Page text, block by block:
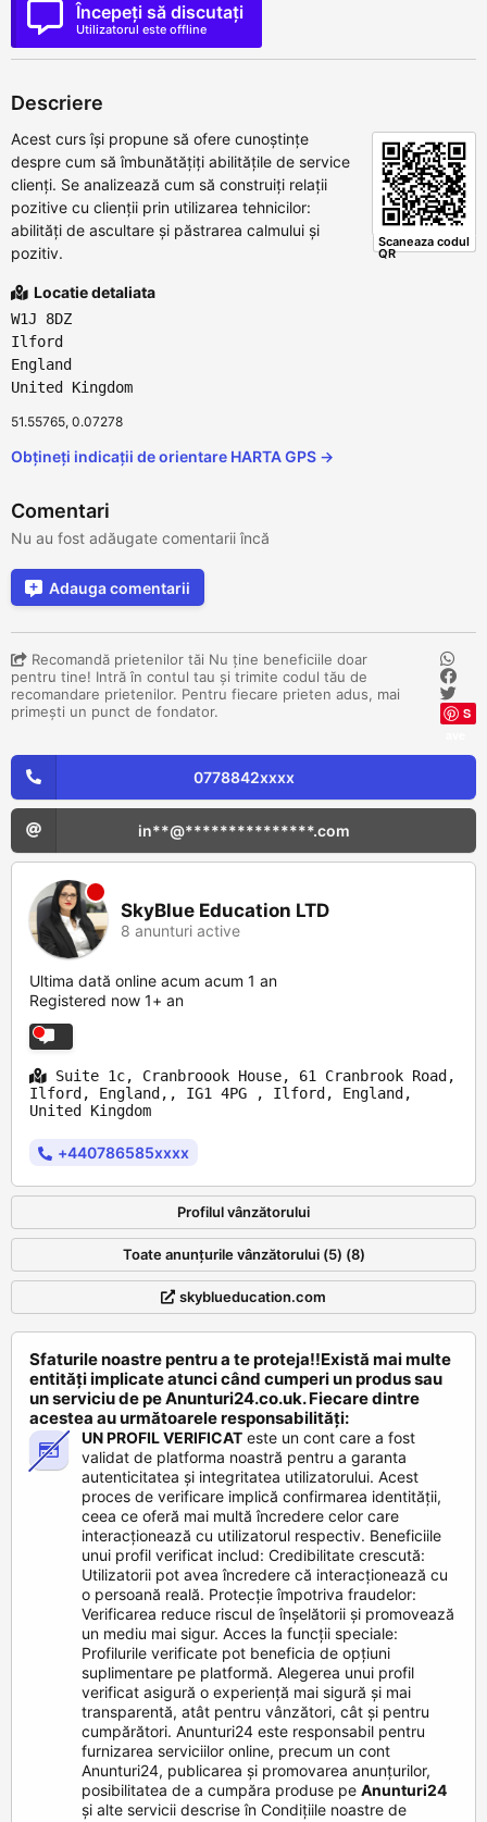
Începeți să discutați
Utilizatorul este offline
Descriere
Scaneaza codul
QR
Acest curs își propune să ofere cunoștințe
despre cum să îmbunătățiți abilitățile de service
clienți. Se analizează cum să construiți relații
pozitive cu clienții prin utilizarea tehnicilor:
abilități de ascultare și păstrarea calmului și
pozitiv.
Locatie detaliata
W1J 8DZ
Ilford
England
United Kingdom
51.55765, 0.07278
Obțineți indicații de orientare HARTA GPS →
Comentari
Nu au fost adăugate comentarii încă
Adauga comentarii
Recomandă prietenilor tăi Nu ține beneficiile doar
pentru tine! Intră în contul tau și trimite codul tău de
recomandare prietenilor. Pentru fiecare prieten adus, mai
primești un punct de fondator.
S
0778842xxxx
in**@***************.com
SkyBlue Education LTD
8 anunturi active
Ultima dată online acum acum 1 an
Registered now 1+ an
Suite 1c, Cranbroook House, 61 Cranbrook Road,
Ilford, England,, IG1 4PG , Ilford, England,
United Kingdom
+440786585xxxx
Profilul vânzătorului
Toate anunțurile vânzătorului (5) (8)
skyblueducation.com
Sfaturile noastre pentru a te proteja!!Există mai multe
entități implicate atunci când cumperi un produs sau
un serviciu de pe Anunturi24.co.uk. Fiecare dintre
acestea au următoarele responsabilități:
UN PROFIL VERIFICAT este un cont care a fost
validat de platforma noastră pentru a garanta
autenticitatea și integritatea utilizatorului. Acest
proces de verificare implică confirmarea identității,
ceea ce oferă mai multă încredere celor care
interacționează cu utilizatorul respectiv. Beneficiile
unui profil verificat includ: Credibilitate crescută:
Utilizatorii pot avea încredere că interacționează cu
o persoană reală. Protecție împotriva fraudelor:
Verificarea reduce riscul de înșelătorii și promovează
un mediu mai sigur. Acces la funcții speciale:
Profilurile verificate pot beneficia de opțiuni
suplimentare pe platformă. Alegerea unui profil
verificat asigură o experiență mai sigură și mai
transparentă, atât pentru vânzători, cât și pentru
cumpărători. Anunturi24 este responsabil pentru
furnizarea serviciilor online, precum un cont
Anunturi24, publicarea și promovarea anunțurilor,
posibilitatea de a cumpăra produse pe Anunturi24
și alte servicii descrise în Condițiile noastre de